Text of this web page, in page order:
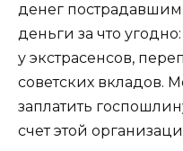
денег
деньги за что
у экстрасенсов,
советских вкладов.
заплатить
счет этой